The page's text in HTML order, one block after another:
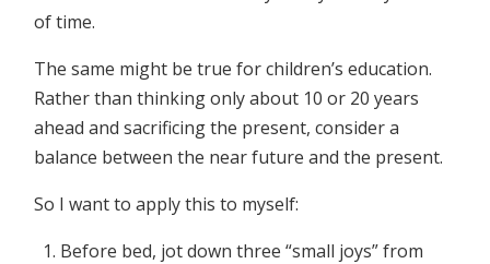
of time.
The same might be true for children’s education.
Rather than thinking only about 10 or 20 years
ahead and sacrificing the present, consider a
balance between the near future and the present.
So I want to apply this to myself:
Before bed, jot down three “small joys” from